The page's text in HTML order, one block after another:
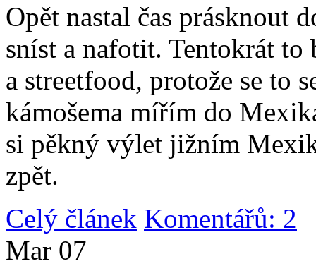
Opět nastal čas prásknout
sníst a nafotit. Tentokrát
a streetfood, protože se to
kámošema mířím do
si pěkný výlet jižním
zpět.
Celý článek Komentářů: 2
Mar 07